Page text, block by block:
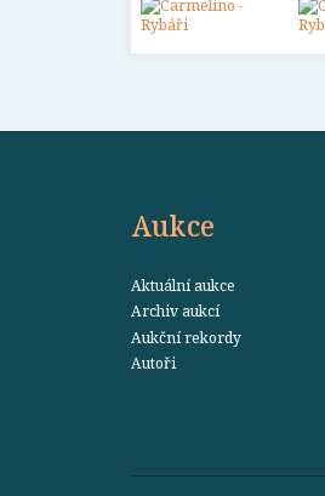
Aukce
Aktuální aukce
Archiv aukcí
Aukční rekordy
Autoři